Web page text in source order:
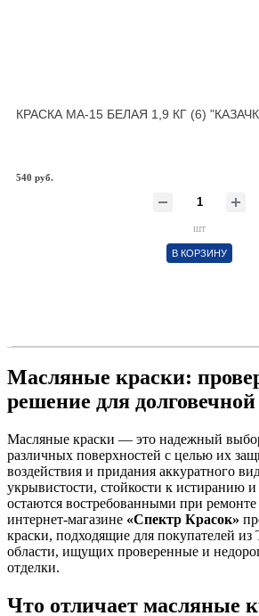
КРАСКА МА-15 БЕЛАЯ 1,9 КГ (6)
540 руб.
шт
В КОРЗИНУ
Масляные краски:
решение для
Масляные краски — это надежный
различных поверхностей с целью их
воздействия и придания аккуратного
укрывистости, стойкости к истиранию и
остаются востребованными при ремонте
интернет-магазине «Спектр Красок»
краски, подходящие для покупателей из
области, ищущих проверенные и
отделки.
Что отличает масляные